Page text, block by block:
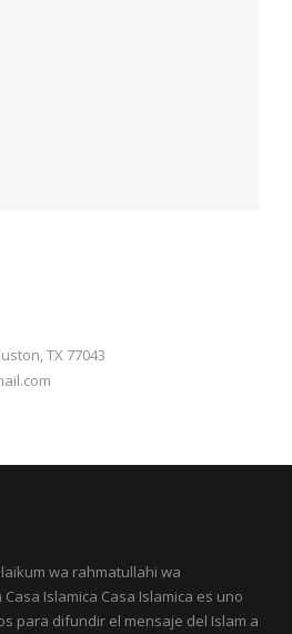
TX 77043
wa rahmatullahi wa
Islamica Casa Islamica es uno
para difundir el mensaje del Islam a